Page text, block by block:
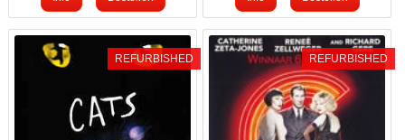
REFURBISHED REFURBISHED